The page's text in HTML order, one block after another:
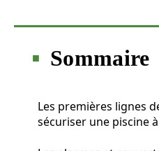
Sommaire
Les premières lignes
sécuriser une piscine